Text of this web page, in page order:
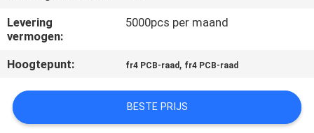
MET
ONS
NIEUWS
Levering
vermogen:
5000pcs per maand
Hoogtepunt: fr4 PCB-raad , fr4 PCB-raad
BESTE PRIJS